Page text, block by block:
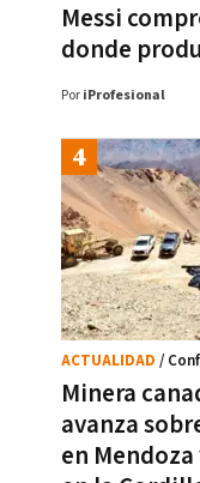
Messi
donde
Por iProfesional
Minera
avanza
en
ACTUALIDAD /